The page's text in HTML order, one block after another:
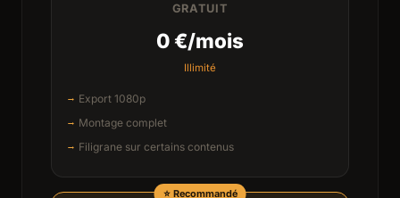
GRATUIT
0 €/mois
Illimité
Export 1080p
Montage complet
Filigrane sur certains contenus